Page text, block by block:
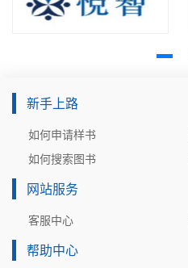
新手上路
如何申请样书
如何搜索图书
网站服务
客服中心
帮助中心